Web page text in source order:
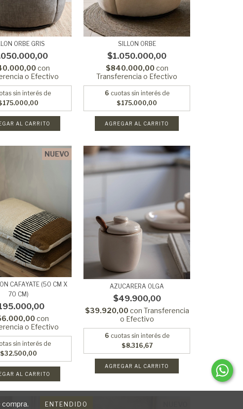
compra. ENTENDIDO
ORBE GRIS
con
o Efectivo
sin interés de
SILLON ORBE
$1.050.000,00
$840.000,00con
Transferencia o Efectivo
6 cuotas sin interés de
$175.000,00
NUEVO
CAFAYATE (50 CM X
70 CM)
con
o Efectivo
sin interés de
$32.500,00
AZUCARERA OLGA
$49.900,00
$39.920,00con Transferencia
o Efectivo
6 cuotas sin interés de
$8.316,67
NUEVO